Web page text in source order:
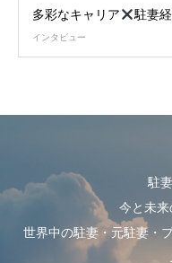
多彩なキャリア 駐妻
インタビュー
駐
今と未来
世界中の駐妻・元駐妻・